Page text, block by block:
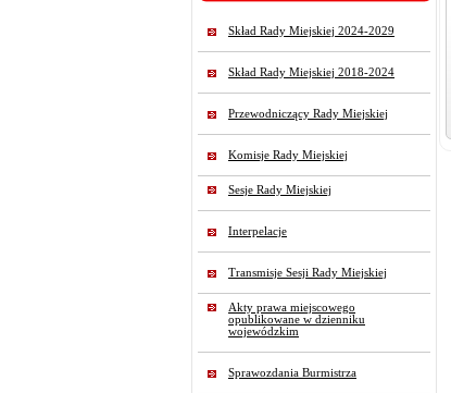
Skład Rady Miejskiej 2024-2029
Skład Rady Miejskiej 2018-2024
Przewodniczący Rady Miejskiej
Komisje Rady Miejskiej
Sesje Rady Miejskiej
Interpelacje
Transmisje Sesji Rady Miejskiej
Akty prawa miejscowego
opublikowane w dzienniku
wojewódzkim
Sprawozdania Burmistrza